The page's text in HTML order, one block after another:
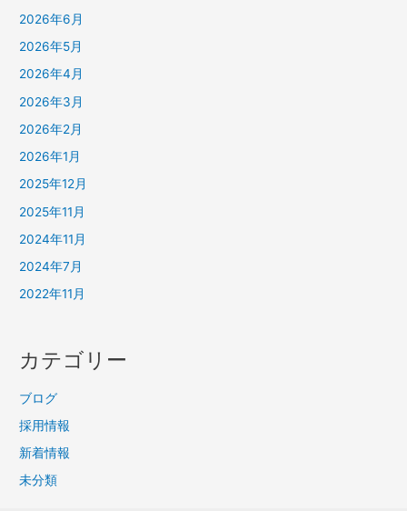
2026年6月
2026年5月
2026年4月
2026年3月
2026年2月
2026年1月
2025年12月
2025年11月
2024年11月
2024年7月
2022年11月
カテゴリー
ブログ
採用情報
新着情報
未分類